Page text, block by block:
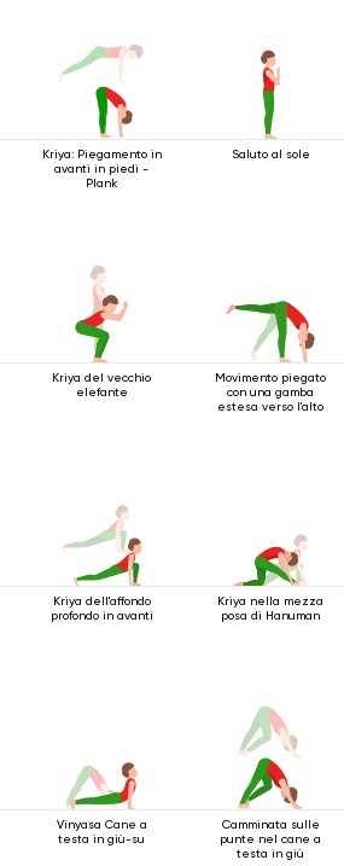
Kriya: Piegamento in
avanti in piedi -
Plank
Saluto al sole
Kriya del vecchio
elefante
Movimento piegato
con una gamba
estesa verso l'alto
Kriya dell'affondo
profondo in avanti
Kriya nella mezza
posa di Hanuman
Vinyasa Cane a
testa in giù-su
Camminata sulle
punte nel cane a
testa in giù